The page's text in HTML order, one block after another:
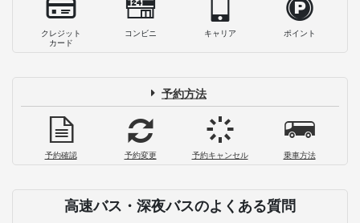
クレジット
カード
コンビニ キャリア ポイント
予約方法
予約確認 予約変更 予約キャンセル 乗車方法
高速バス・深夜バスのよくある質問